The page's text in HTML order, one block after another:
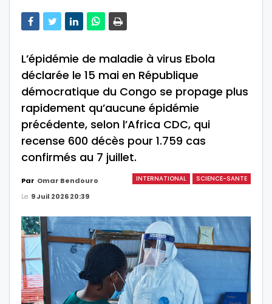
L’épidémie de maladie à virus Ebola
déclarée le 15 mai en République
démocratique du Congo se propage plus
rapidement qu’aucune épidémie
précédente, selon l’Africa CDC, qui
recense 600 décès pour 1.759 cas
confirmés au 7 juillet.
INTERNATIONAL SCIENCE-SANTE
Par Omar Bendouro
Le 9 Juil 2026 20:39